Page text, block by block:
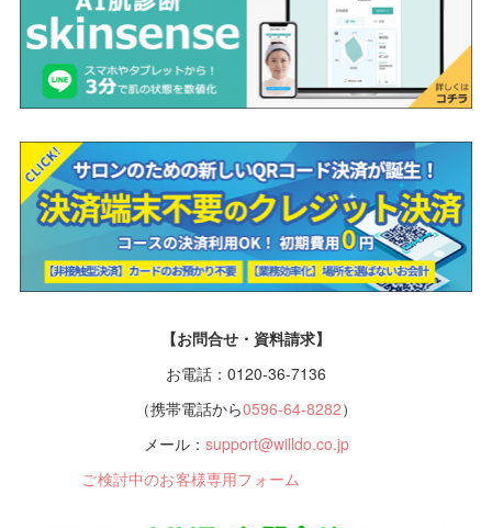
【お問合せ・資料請求】
お電話：0120-36-7136
（携帯電話から0596-64-8282）
メール： support@willdo.co.jp
ご検討中のお客様専用フォーム